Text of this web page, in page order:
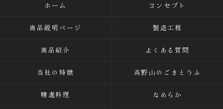
ホーム コンセプト
商品説明ページ 製造工程
商品紹介 よくある質問
当社の特徴 高野山のごまとうふ
精進料理 なめらか